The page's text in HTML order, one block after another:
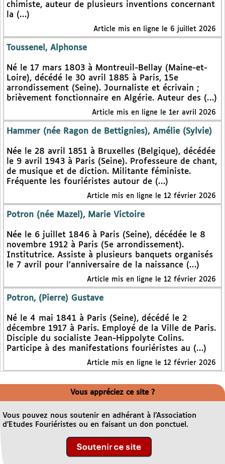
chimiste, auteur de plusieurs inventions concernant
la (…)
Article mis en ligne le 6 juillet 2026
Toussenel, Alphonse
Né le 17 mars 1803 à Montreuil-Bellay (Maine-et-
Loire), décédé le 30 avril 1885 à Paris, 15e
arrondissement (Seine). Journaliste et écrivain ;
brièvement fonctionnaire en Algérie. Auteur des (…)
Article mis en ligne le 1er avril 2026
Hammer (née Ragon de Bettignies), Amélie (Sylvie)
Née le 28 avril 1851 à Bruxelles (Belgique), décédée
le 9 avril 1943 à Paris (Seine). Professeure de chant,
de musique et de diction. Militante féministe.
Fréquente les fouriéristes autour de (…)
Article mis en ligne le 12 février 2026
Potron (née Mazel), Marie Victoire
Née le 6 juillet 1846 à Paris (Seine), décédée le 8
novembre 1912 à Paris (5e arrondissement).
Institutrice. Assiste à plusieurs banquets organisés
le 7 avril pour l’anniversaire de la naissance (…)
Article mis en ligne le 12 février 2026
Potron, (Pierre) Gustave
Né le 4 mai 1841 à Paris (Seine), décédé le 2
décembre 1917 à Paris. Employé de la Ville de Paris.
Disciple du socialiste Jean-Hippolyte Colins.
Participe à des manifestations fouriéristes au (…)
Article mis en ligne le 12 février 2026
Vous appréciez ce site ?
Vous pouvez nous soutenir en adhérant à l’Association
d’Etudes Fouriéristes ou en faisant un don ponctuel.